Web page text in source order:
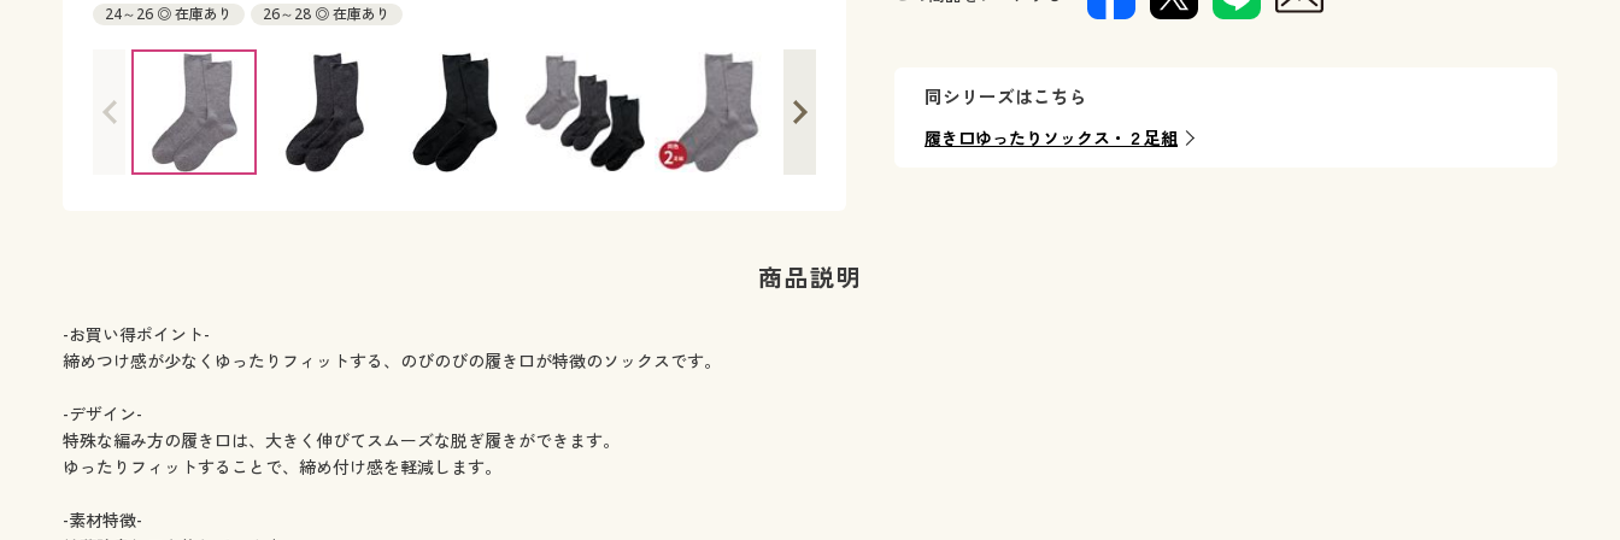
24～26 ◎ 在庫あり 26～28 ◎ 在庫あり
同シリーズはこちら
履き口ゆったりソックス・２足組
商品説明
-お買い得ポイント-
締めつけ感が少なくゆったりフィットする、のびのびの履き口が特徴のソックスです。
-デザイン-
特殊な編み方の履き口は、大きく伸びてスムーズな脱ぎ履きができます。
ゆったりフィットすることで、締め付け感を軽減します。
-素材特徴-